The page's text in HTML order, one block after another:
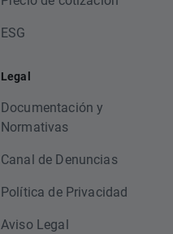
ESG
Legal
Documentación y
Normativas
Canal de Denuncias
Política de Privacidad
Aviso Legal